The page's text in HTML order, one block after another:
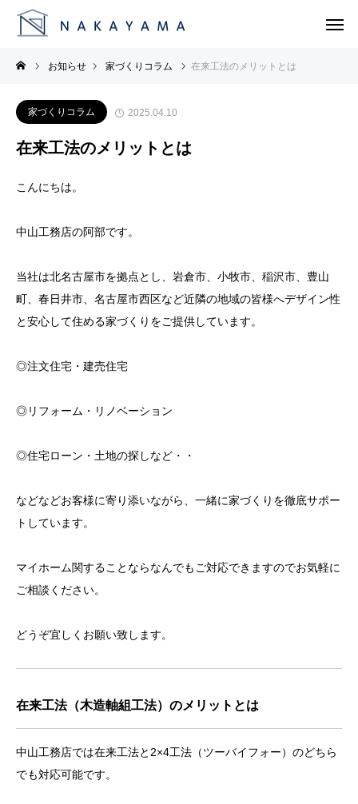
お知らせ 家づくりコラム 在来工法のメリットとは
家づくりコラム 2025.04.10
在来工法のメリットとは
こんにちは。
中山工務店の阿部です。
当社は北名古屋市を拠点とし、岩倉市、小牧市、稲沢市、豊山
町、春日井市、名古屋市西区など近隣の地域の皆様へデザイン性
と安心して住める家づくりをご提供しています。
◎注文住宅・建売住宅
◎リフォーム・リノベーション
◎住宅ローン・土地の探しなど・・
などなどお客様に寄り添いながら、一緒に家づくりを徹底サポー
トしています。
マイホーム関することならなんでもご対応できますのでお気軽に
ご相談ください。
どうぞ宜しくお願い致します。
在来工法（木造軸組工法）のメリットとは
中山工務店では在来工法と2×4工法（ツーバイフォー）のどちら
でも対応可能です。